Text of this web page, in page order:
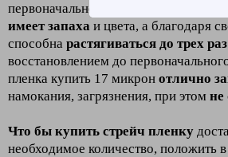
первоначального вида.
Стрейч
имеет запаха и цвета, а благодаря
способна растягиваться до трех раз
восстановлением до
пленка купить 17 микрон отлично
намокания, загрязнения, при этом не
Что бы купить стрейч пленку
необходимое количество, положить